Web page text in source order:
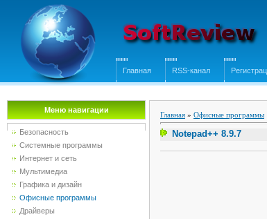
Главная RSS-канал
Меню навигации
Безопасность
Системные программы
Интернет и сеть
Мультимедиа
Графика и дизайн
Офисные программы
Драйверы
Главная » Офисные программы
Notepad++ 8.9.7